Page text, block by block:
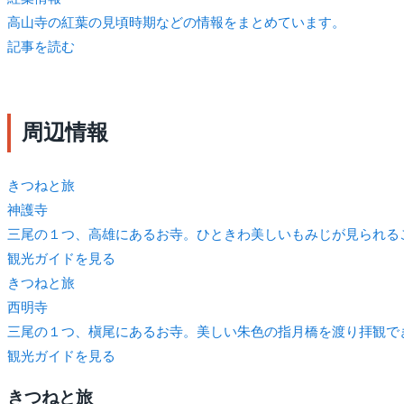
高山寺の紅葉の見頃時期などの情報をまとめています。
記事を読む
周辺情報
きつねと旅
神護寺
三尾の１つ、高雄にあるお寺。ひときわ美しいもみじが見られる
観光ガイドを見る
きつねと旅
西明寺
三尾の１つ、槇尾にあるお寺。美しい朱色の指月橋を渡り拝観で
観光ガイドを見る
きつねと旅